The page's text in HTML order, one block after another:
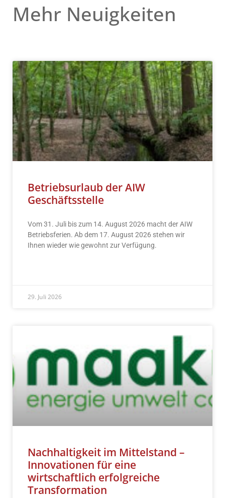
Mehr Neuigkeiten
Betriebsurlaub der AIW
Geschäftsstelle
Vom 31. Juli bis zum 14. August 2026 macht der AIW
Betriebsferien. Ab dem 17. August 2026 stehen wir
Ihnen wieder wie gewohnt zur Verfügung.
29. Juli 2026
Nachhaltigkeit im Mittelstand –
Innovationen für eine
wirtschaftlich erfolgreiche
Transformation